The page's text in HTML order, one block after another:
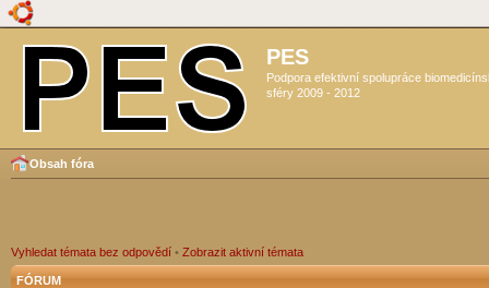
PES
Podpora efektivní spolupráce
sféry 2009 - 2012
Obsah fóra
Vyhledat témata bez odpovědí • Zobrazit aktivní témata
FÓRUM